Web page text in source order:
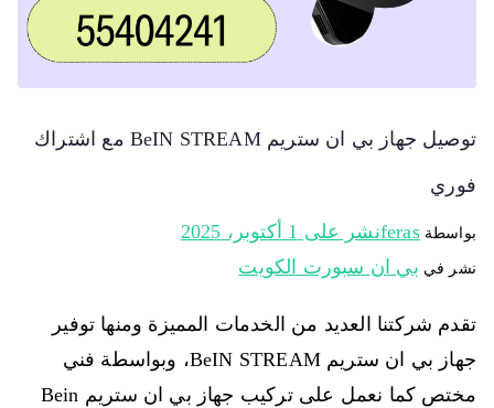
توصيل جهاز بي ان ستريم BeIN STREAM مع اشتراك
فوري
بواسطةferasنشر على 1 أكتوبر، 2025
نشر في بي ان سبورت الكويت
تقدم شركتنا العديد من الخدمات المميزة ومنها توفير
جهاز بي ان ستريم BeIN STREAM، وبواسطة فني
مختص كما نعمل على تركيب جهاز بي ان ستريم Bein